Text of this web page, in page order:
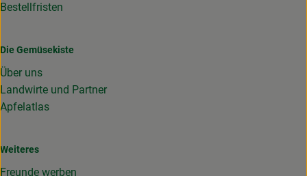
Bestellfristen
Die Gemüsekiste
Über uns
Landwirte und Partner
Apfelatlas
Weiteres
Freunde werben